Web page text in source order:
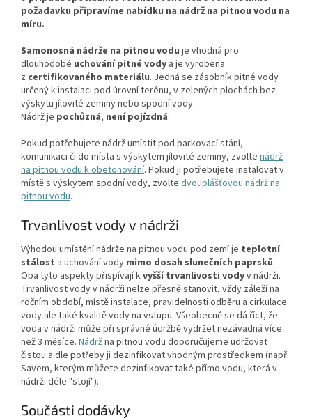
požadavku připravíme nabídku na nádrž na pitnou vodu na
míru.
Samonosná nádrže na pitnou vodu je vhodná pro
dlouhodobé uchování pitné vody a je vyrobena
z certifikovaného materiálu. Jedná se zásobník pitné vody
určený k instalaci pod úrovní terénu, v zelených plochách bez
výskytu jílovité zeminy nebo spodní vody.
Nádržje pochůzná, není pojízdná.
Pokud potřebujete nádrž umístit pod parkovací stání,
komunikaci či do místa s výskytem jílovité zeminy, zvolte nádrž
na pitnou vodu k obetonování. Pokud ji potřebujete instalovat v
místě s výskytem spodní vody, zvolte dvouplášťovou nádrž na
pitnou vodu.
Trvanlivost vody v nádrži
Výhodou umístění nádrže na pitnou vodu pod zemí je teplotní
stálost a uchování vody mimo dosah slunečních paprsků.
Oba tyto aspekty přispívají kvyšší trvanlivosti vodyv nádrži.
Trvanlivost vody v nádrži nelze přesně stanovit, vždy záleží na
ročním období, místě instalace, pravidelnosti odběru a cirkulace
vody ale také kvalitě vody na vstupu. Všeobecně se dá říct, že
voda v nádrži může při správné údržbě vydržet nezávadná více
než 3 měsíce. Nádržna pitnou vodu doporučujeme udržovat
čistou a dle potřeby ji dezinfikovat vhodným prostředkem (např.
Savem, kterým můžete dezinfikovat také přímo vodu, která v
nádrži déle "stojí").
Součásti dodávky